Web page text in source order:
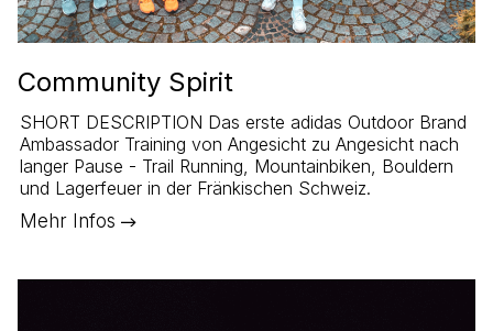
Community Spirit
SHORT DESCRIPTION Das erste adidas Outdoor Brand
Ambassador Training von Angesicht zu Angesicht nach
langer Pause - Trail Running, Mountainbiken, Bouldern
und Lagerfeuer in der Fränkischen Schweiz.
Mehr Infos